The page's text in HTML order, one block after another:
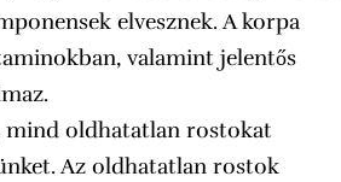
elvesznek. A korpa
valamint jelentős
mind oldhatatlan rostokat
Az oldhatatlan rostok